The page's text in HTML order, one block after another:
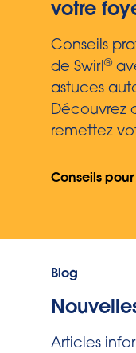
votre
Conseils
de Swirl®
astuces
Découvrez
remettez
Conseils
Blog
Articles